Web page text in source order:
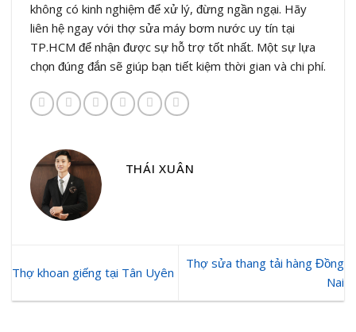
không có kinh nghiệm để xử lý, đừng ngần ngại. Hãy
liên hệ ngay với thợ sửa máy bơm nước uy tín tại
TP.HCM để nhận được sự hỗ trợ tốt nhất. Một sự lựa
chọn đúng đắn sẽ giúp bạn tiết kiệm thời gian và chi phí.
THÁI XUÂN
Thợ khoan giếng tại Tân Uyên
Thợ sửa thang tải hàng Đồng
Nai